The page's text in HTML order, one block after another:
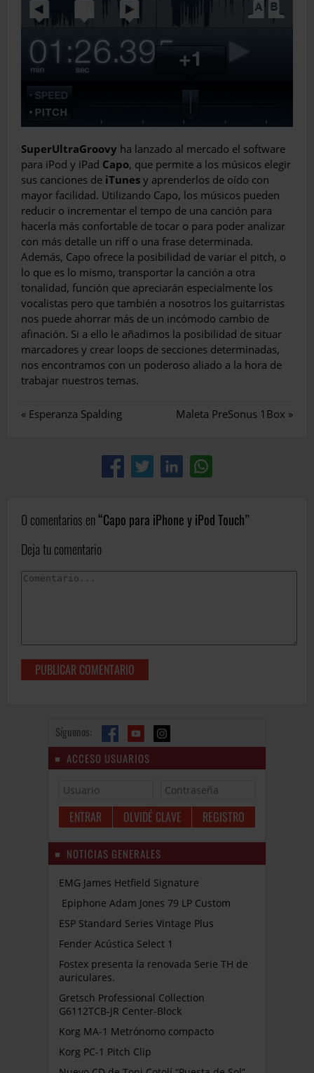
SuperUltraGroovy ha lanzado al mercado el software
para iPod y iPad Capo, que permite a los músicos elegir
sus canciones de iTunes y aprenderlos de oído con
mayor facilidad. Utilizando Capo, los músicos pueden
reducir o incrementar el tempo de una canción para
hacerla más confortable de tocar o para poder analizar
con más detalle un riff o una frase determinada.
Además, Capo ofrece la posibilidad de variar el pitch, o
lo que es lo mismo, transportar la canción a otra
tonalidad, función que apreciarán especialmente los
vocalistas pero que también a nosotros los guitarristas
nos puede ahorrar más de un incómodo cambio de
afinación. Si a ello le añadimos la posibilidad de situar
marcadores y crear loops de secciones determinadas,
nos encontramos con un poderoso aliado a la hora de
trabajar nuestros temas.
« Esperanza Spalding Maleta PreSonus 1Box »
0 comentarios en Capo para iPhone y iPod Touch
Deja tu comentario
Síguenos:
ACCESO USUARIOS
OLVIDÉ CLAVE REGISTRO
NOTICIAS GENERALES
EMG James Hetfield Signature
Epiphone Adam Jones 79 LP Custom
ESP Standard Series Vintage Plus
Fender Acústica Select 1
Fostex presenta la renovada Serie TH de
auriculares.
Gretsch Professional Collection
G6112TCB-JR Center-Block
Korg MA-1 Metrónomo compacto
Korg PC-1 Pitch Clip